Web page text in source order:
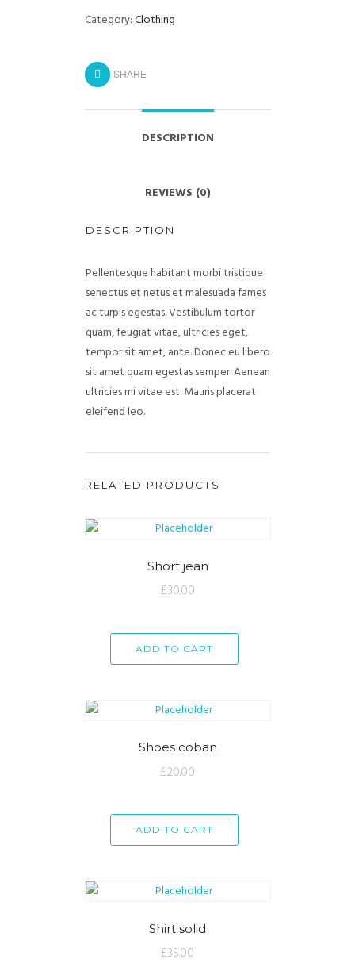
Category:Clothing
SHARE
DESCRIPTION
REVIEWS (0)
DESCRIPTION
Pellentesque habitant morbi tristique
senectus et netus et malesuada fames
ac turpis egestas. Vestibulum tortor
quam, feugiat vitae, ultricies eget,
tempor sit amet, ante. Donec eu libero
sit amet quam egestas semper. Aenean
ultricies mi vitae est. Mauris placerat
eleifend leo.
RELATED PRODUCTS
Short jean
£30.00
ADD TO CART
Shoes coban
£20.00
ADD TO CART
Shirt solid
£35.00